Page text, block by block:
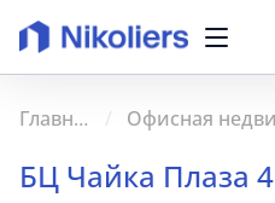
Главная
БЦ Чайка Плаза 4